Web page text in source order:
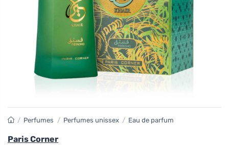
/ Perfumes / Perfumes unissex / Eau de parfum
Paris Corner